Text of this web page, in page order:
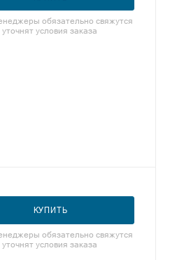
обязательно свяжутся
условия заказа
КУПИТЬ
обязательно свяжутся
условия заказа